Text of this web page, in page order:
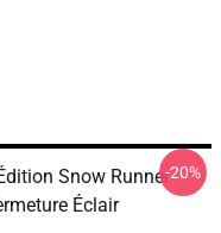
Snow Runner
Éclair
-20%